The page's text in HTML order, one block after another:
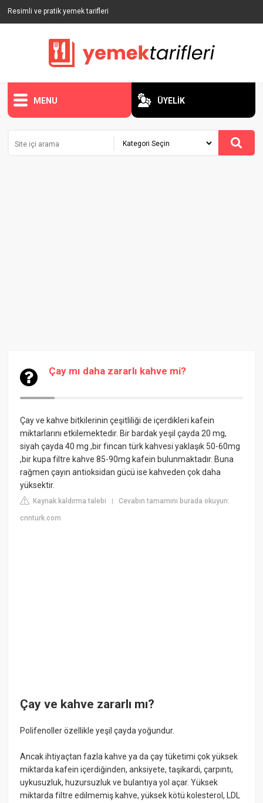
Resimli ve pratik yemek tarifleri
MENU ÜYELİK
Çay mı daha zararlı kahve mi?
Çay ve kahve bitkilerinin çeşitliliği de içerdikleri kafein
miktarlarını etkilemektedir. Bir bardak yeşil çayda 20 mg,
siyah çayda 40 mg ,bir fincan türk kahvesi yaklaşık 50-60mg
,bir kupa filtre kahve 85-90mg kafein bulunmaktadır. Buna
rağmen çayın antioksidan gücü ise kahveden çok daha
yüksektir.
Kaynak kaldırma talebi |Cevabın tamamını burada okuyun:
cnnturk.com
Çay ve kahve zararlı mı?
Polifenoller özellikle yeşil çayda yoğundur.
Ancak ihtiyaçtan fazla kahve ya da çay tüketimi çok yüksek
miktarda kafein içerdiğinden, anksiyete, taşikardi, çarpıntı,
uykusuzluk, huzursuzluk ve bulantıya yol açar. Yüksek
miktarda filtre edilmemiş kahve, yüksek kötü kolesterol, LDL